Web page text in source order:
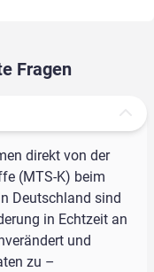
Fragen
direkt von der
(MTS-K) beim
Deutschland sind
in Echtzeit an
und
zu –